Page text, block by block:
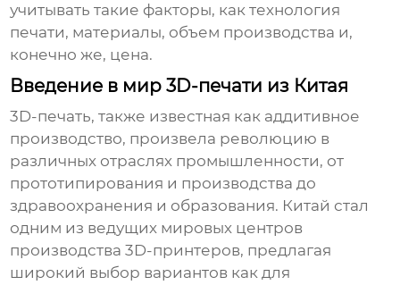
учитывать такие факторы, как технология
печати, материалы, объем производства и,
конечно же, цена.
Введение в мир 3D-печати из Китая
3D-печать, также известная как аддитивное
производство, произвела революцию в
различных отраслях промышленности, от
прототипирования и производства до
здравоохранения и образования. Китай стал
одним из ведущих мировых центров
производства 3D-принтеров, предлагая
широкий выбор вариантов как для